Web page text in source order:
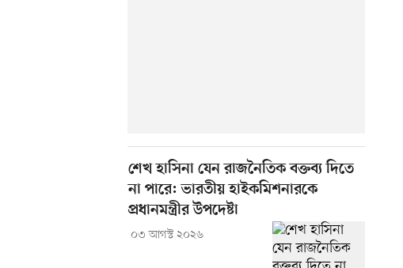
শেখ হাসিনা যেন রাজনৈতিক বক্তব্য দিতে
না পারে: ভারতীয় হাইকমিশনারকে
প্রধানমন্ত্রীর উপদেষ্টা
০৩ আগস্ট ২০২৬